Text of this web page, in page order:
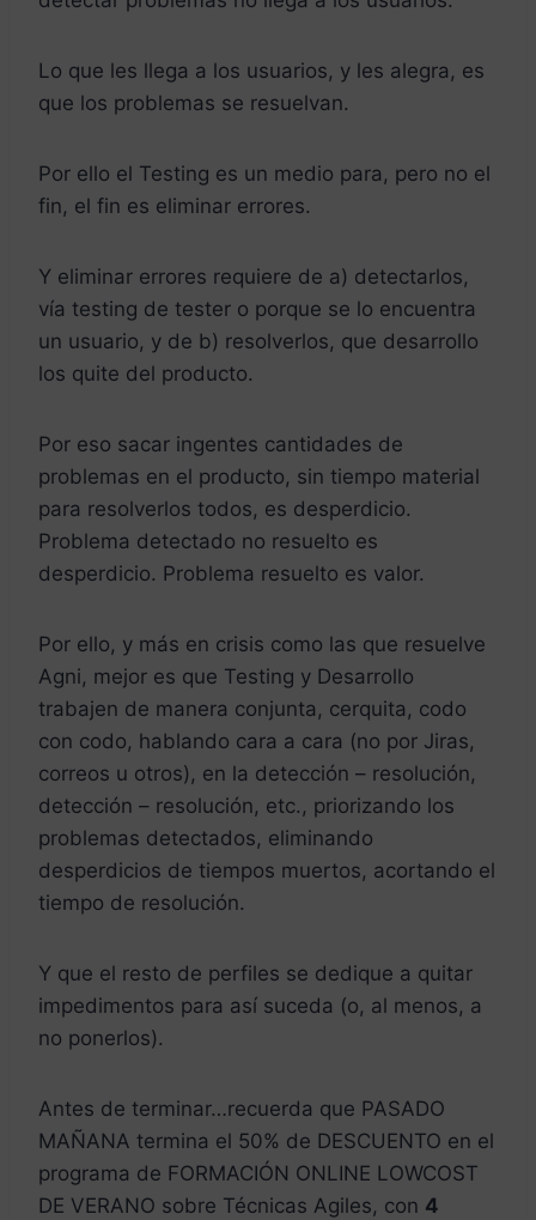
Lo que les llega a los usuarios, y les alegra, es
que los problemas se resuelvan.
Por ello el Testing es un medio para, pero no el
fin, el fin es eliminar errores.
Y eliminar errores requiere de a) detectarlos,
vía testing de tester o porque se lo encuentra
un usuario, y de b) resolverlos, que desarrollo
los quite del producto.
Por eso sacar ingentes cantidades de
problemas en el producto, sin tiempo material
para resolverlos todos, es desperdicio.
Problema detectado no resuelto es
desperdicio. Problema resuelto es valor.
Por ello, y más en crisis como las que resuelve
Agni, mejor es que Testing y Desarrollo
trabajen de manera conjunta, cerquita, codo
con codo, hablando cara a cara (no por Jiras,
correos u otros), en la detección – resolución,
detección – resolución, etc., priorizando los
problemas detectados, eliminando
desperdicios de tiempos muertos, acortando el
tiempo de resolución.
Y que el resto de perfiles se dedique a quitar
impedimentos para así suceda (o, al menos, a
no ponerlos).
Antes de terminar…recuerda que PASADO
MAÑANA termina el 50% de DESCUENTO en el
programa de FORMACIÓN ONLINE LOWCOST
DE VERANO sobre Técnicas Agiles, con 4